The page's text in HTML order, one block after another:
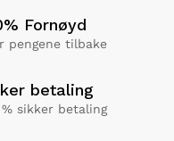
Fornøyd
pengene tilbake
betaling
% sikker betaling